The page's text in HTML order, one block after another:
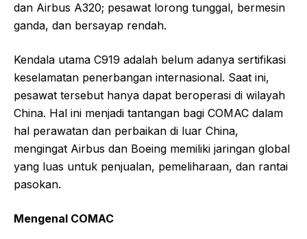
dan Airbus A320; pesawat lorong tunggal, bermesin
ganda, dan bersayap rendah.
Kendala utama C919 adalah belum adanya sertifikasi
keselamatan penerbangan internasional. Saat ini,
pesawat tersebut hanya dapat beroperasi di wilayah
China. Hal ini menjadi tantangan bagi COMAC dalam
hal perawatan dan perbaikan di luar China,
mengingat Airbus dan Boeing memiliki jaringan global
yang luas untuk penjualan, pemeliharaan, dan rantai
pasokan.
Mengenal COMAC